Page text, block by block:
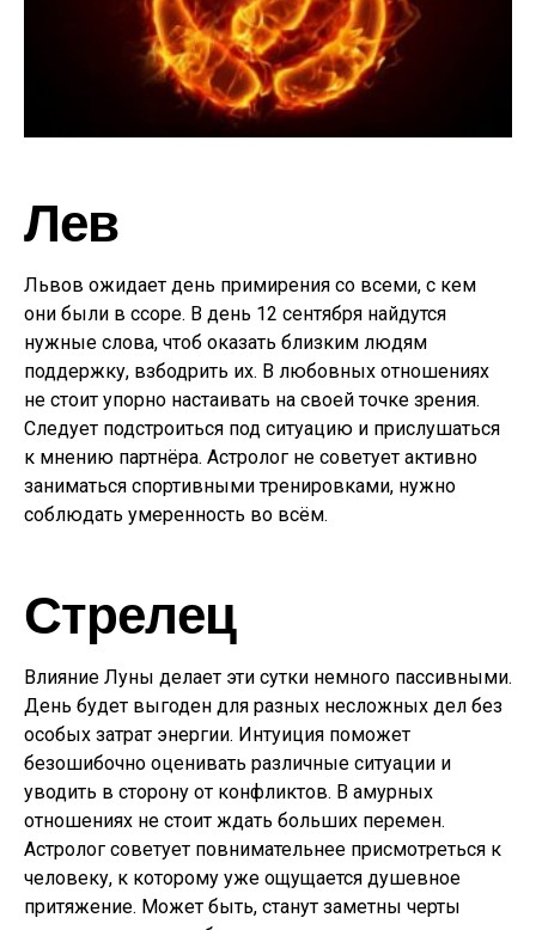
Лев
Львов ожидает день примирения со всеми, с кем
они были в ссоре. В день 12 сентября найдутся
нужные слова, чтоб оказать близким людям
поддержку, взбодрить их. В любовных отношениях
не стоит упорно настаивать на своей точке зрения.
Следует подстроиться под ситуацию и прислушаться
к мнению партнёра. Астролог не советует активно
заниматься спортивными тренировками, нужно
соблюдать умеренность во всём.
Стрелец
Влияние Луны делает эти сутки немного пассивными.
День будет выгоден для разных несложных дел без
особых затрат энергии. Интуиция поможет
безошибочно оценивать различные ситуации и
уводить в сторону от конфликтов. В амурных
отношениях не стоит ждать больших перемен.
Астролог советует повнимательнее присмотреться к
человеку, к которому уже ощущается душевное
притяжение. Может быть, станут заметны черты